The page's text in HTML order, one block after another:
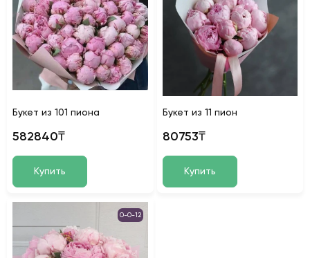
Букет из 101 пиона
582840₸
Купить
Букет из 11 пион
80753₸
Купить
0-0-12